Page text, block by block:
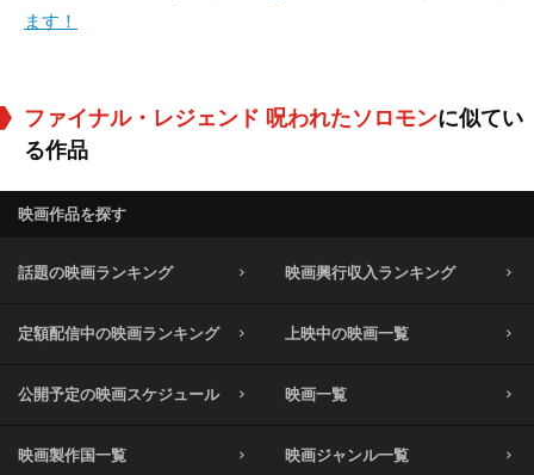
ます！
ファイナル・レジェンド 呪われたソロモンに似てい
る作品
映画作品を探す
話題の映画ランキング 映画興行収入ランキング
定額配信中の映画ランキング 上映中の映画一覧
公開予定の映画スケジュール 映画一覧
映画製作国一覧 映画ジャンル一覧